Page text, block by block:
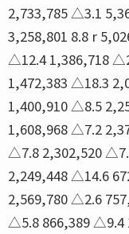
2,733,785 △3.1
3,258,801 8.8 r
△12.4 1,386,718
1,472,383 △18.3
1,400,910 △8.5
1,608,968 △7.2
△7.8 2,302,520
2,249,448 △14.6
2,569,780 △2.6
△5.8 866,389 △9.4